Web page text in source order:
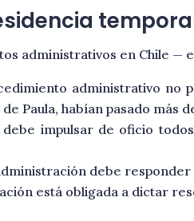
administrativos en Chile —
administrativo no
Paula, habían pasado más
impulsar de oficio
debe
está obligada a dictar